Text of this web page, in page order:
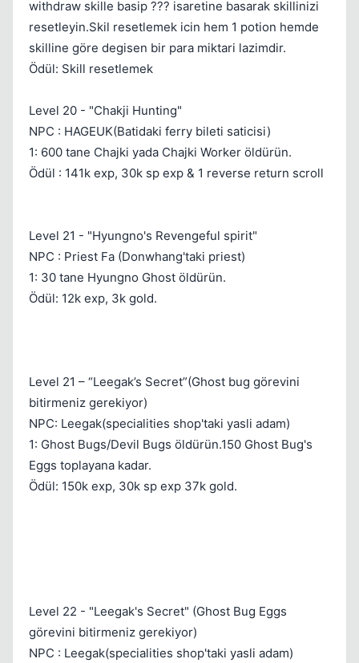
withdraw skille basip ??? isaretine basarak skillinizi
resetleyin.Skil resetlemek icin hem 1 potion hemde
skilline göre degisen bir para miktari lazimdir.
Ödül: Skill resetlemek
Level 20 - "Chakji Hunting"
NPC : HAGEUK(Batidaki ferry bileti saticisi)
1: 600 tane Chajki yada Chajki Worker öldürün.
Ödül : 141k exp, 30k sp exp & 1 reverse return scroll
Level 21 - "Hyungno's Revengeful spirit"
NPC : Priest Fa (Donwhang'taki priest)
1: 30 tane Hyungno Ghost öldürün.
Ödül: 12k exp, 3k gold.
Level 21 – “Leegak’s Secret”(Ghost bug görevini
bitirmeniz gerekiyor)
NPC: Leegak(specialities shop'taki yasli adam)
1: Ghost Bugs/Devil Bugs öldürün.150 Ghost Bug's
Eggs toplayana kadar.
Ödül: 150k exp, 30k sp exp 37k gold.
Level 22 - "Leegak's Secret" (Ghost Bug Eggs
görevini bitirmeniz gerekiyor)
NPC : Leegak(specialities shop'taki yasli adam)